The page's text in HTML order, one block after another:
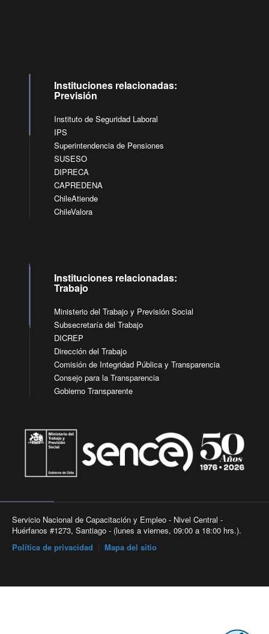
Instituciones relacionadas:
Previsión
Instituto de Seguridad Laboral
IPS
Superintendencia de Pensiones
SUSESO
DIPRECA
CAPREDENA
ChileAtiende
ChileValora
Instituciones relacionadas:
Trabajo
Ministerio del Trabajo y Previsión Social
Subsecretaría del Trabajo
DICREP
Dirección del Trabajo
Comisión de Integridad Pública y Transparencia
Consejo para la Transparencia
Gobierno Transparente
Servicio Nacional de Capacitación y Empleo - Nivel Central -
Huérfanos #1273, Santiago - (lunes a viernes, 09:00 a 18:00 hrs.).
Política de privacidad
Mapa del sitio